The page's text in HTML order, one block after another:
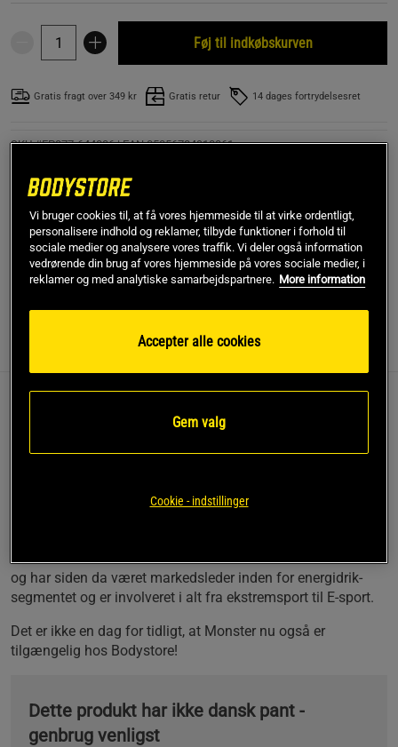
Føj til indkøbskurven
Gratis fragt over 349 kr Gratis retur 14 dages fortrydelsesret
SKU #FP877-644806| EAN05056784910061
Monster Energy Ultra er en sukkerfri kulsyreholdig energidrik
beriget med flere vitaminer men også taurin, ginseng,
guarana og koffein. En drik, der passer til dem, der er
opmærksomme på kalorieindtag og samtidig har brug for
pålidelig hurtig energi.
Læs mere
Anmeldelser(1) Næringsværdi og ingredienser
Vitaminer og mineraler
og har siden da været markedsleder inden for energidrik-
segmentet og er involveret i alt fra ekstremsport til E-sport.
Det er ikke en dag for tidligt, at Monster nu også er
tilgængelig hos Bodystore!
Dette produkt har ikke dansk pant -
genbrug venligst
Vi bruger cookies til, at få vores hjemmeside til at virke ordentligt,
personalisere indhold og reklamer, tilbyde funktioner i forhold til
sociale medier og analysere vores traffik. Vi deler også information
vedrørende din brug af vores hjemmeside på vores sociale medier, i
reklamer og med analytiske samarbejdspartnere. More information
Accepter alle cookies
Gem valg
Cookie - indstillinger